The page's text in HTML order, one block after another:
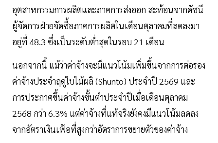
อุตสาหกรรมการผลิตและภาคการส่งออก สะท้อนจากดัชนี
ผู้จัดการฝ่ายจัดซื้อภาคการผลิตในเดือนตุลาคมที่ลดลงมา
อยู่ที่ 48.3 ซึ่งเป็นระดับต่ำสุดในรอบ 21 เดือน
นอกจากนี้ แม้ว่าค่าจ้างจะมีแนวโน้มเพิ่มขึ้นจากการต่อรอง
ค่าจ้างประจำฤดูใบไม้ผลิ (Shunto) ประจำปี 2569 และ
การประกาศขึ้นค่าจ้างขั้นต่ำประจำปีเมื่อเดือนตุลาคม
2568 กว่า 6.3% แต่ค่าจ้างที่แท้จริงยังคงมีแนวโน้มลดลง
จากอัตราเงินเฟ้อที่สูงกว่าอัตราการขยายตัวของค่าจ้าง